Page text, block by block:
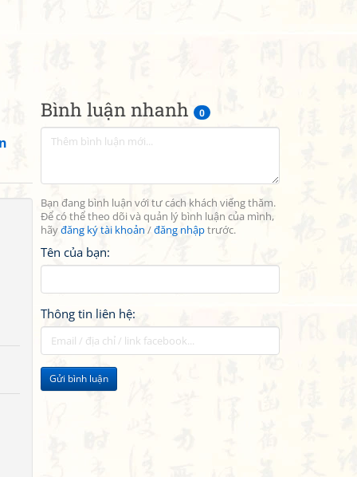
Bình luận nhanh 0
Bạn đang bình luận với tư cách khách viếng thăm.
Để có thể theo dõi và quản lý bình luận của mình,
hãyđăng ký tài khoản /đăng nhậptrước.
Tên của bạn:
Thông tin liên hệ:
Gửi bình luận